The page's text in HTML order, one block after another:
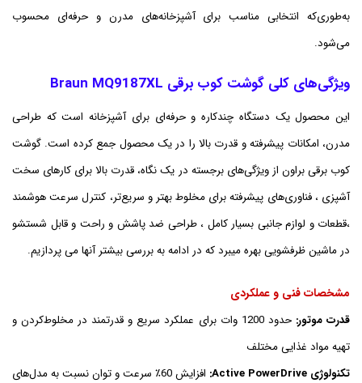
به‌طوری‌که انتخابی مناسب برای آشپزخانه‌های مدرن و حرفه‌ای محسوب
می‌شود.
ویژگی‌های کلی گوشت کوب برقی Braun MQ9187XL
این محصول یک دستگاه چندکاره و حرفه‌ای برای آشپزخانه است که طراحی
مدرن، امکانات پیشرفته و قدرت بالا را در یک محصول جمع کرده است. گوشت
کوب برقی براون از ویژگی‌های برجسته در یک نگاه، قدرت بالا برای کارهای سخت
آشپزی ، فناوری‌های پیشرفته برای مخلوط بهتر و سریع‌تر، کنترل سرعت هوشمند
،قطعات و لوازم جانبی بسیار کامل ، طراحی ضد پاشش و راحت و قابل شستشو
در ماشین ظرفشویی بهره میبرد که در ادامه به بررسی بیشتر آنها می پردازیم.
مشخصات فنی و عملکردی
قدرت موتور:
حدود 1200 وات برای عملکرد سریع و قدرتمند در مخلوط‌کردن و
تهیه مواد غذایی مختلف
تکنولوژی Active PowerDrive:
افزایش 60٪ سرعت و توان نسبت به مدل‌های